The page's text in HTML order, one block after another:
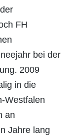
FH
bei der
2009
in die
Westfalen
an
Jahre lang